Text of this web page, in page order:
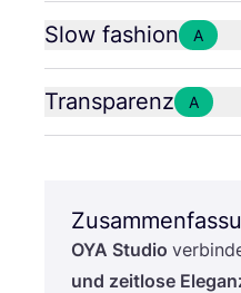
Slow fashion A
Transparenz A
OYA Stu­dio
und zeit­lo­se